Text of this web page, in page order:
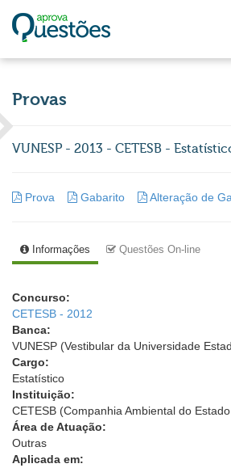
Provas
VUNESP - 2013 - CETESB -
Prova Gabarito Alteração de
Informações Questões On-line
Concurso:
CETESB - 2012
Banca:
VUNESP (Vestibular da Universidade
Cargo:
Estatístico
Instituição:
CETESB (Companhia Ambiental do
Área de Atuação:
Outras
Aplicada em: